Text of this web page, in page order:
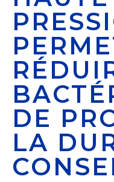
DE
LA